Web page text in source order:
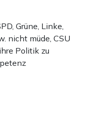
Grüne, Linke,
nicht müde, CSU
Politik zu